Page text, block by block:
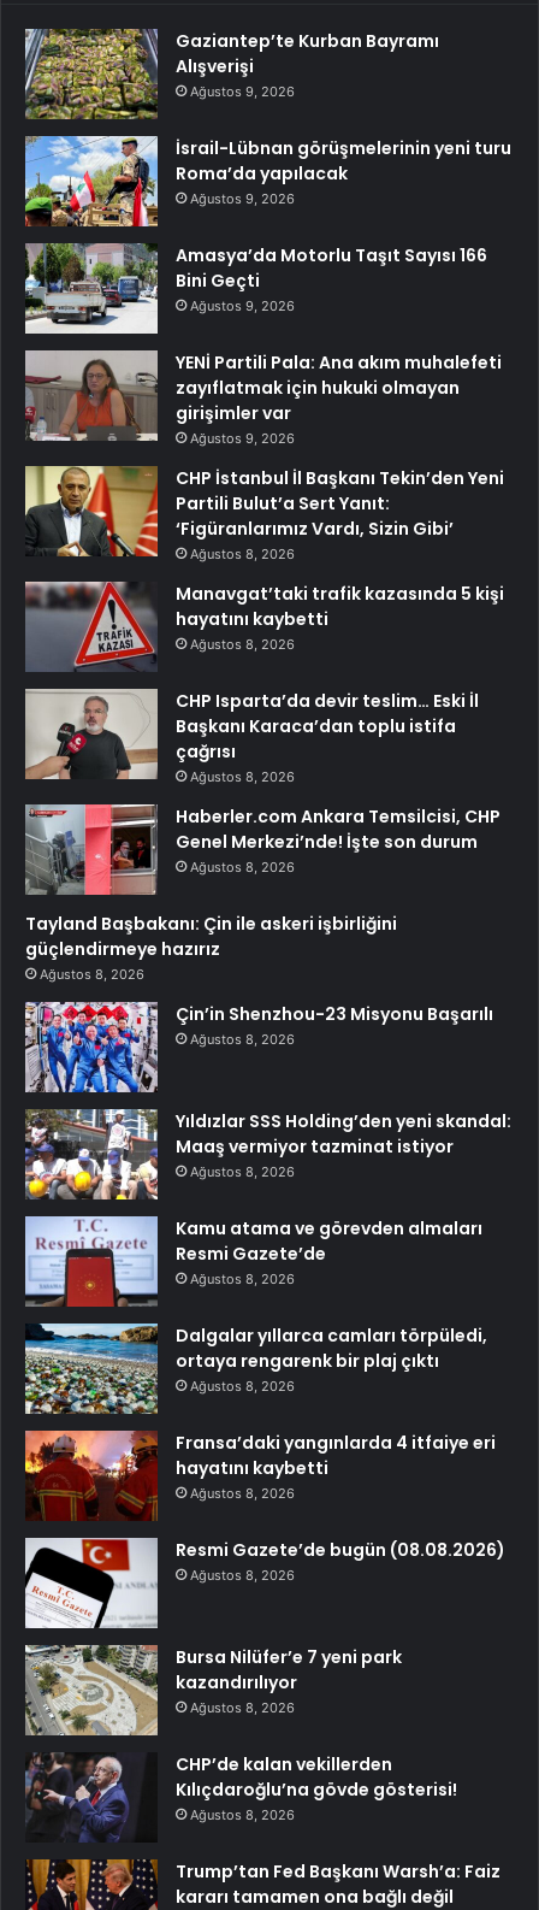
Gaziantep’te Kurban Bayramı
Alışverişi
Ağustos 9, 2026
İsrail-Lübnan görüşmelerinin yeni turu
Roma’da yapılacak
Ağustos 9, 2026
Amasya’da Motorlu Taşıt Sayısı 166
Bini Geçti
Ağustos 9, 2026
YENİ Partili Pala: Ana akım muhalefeti
zayıflatmak için hukuki olmayan
girişimler var
Ağustos 9, 2026
CHP İstanbul İl Başkanı Tekin’den Yeni
Partili Bulut’a Sert Yanıt:
‘Figüranlarımız Vardı, Sizin Gibi’
Ağustos 8, 2026
Manavgat’taki trafik kazasında 5 kişi
hayatını kaybetti
Ağustos 8, 2026
CHP Isparta’da devir teslim… Eski İl
Başkanı Karaca’dan toplu istifa
çağrısı
Ağustos 8, 2026
Haberler.com Ankara Temsilcisi, CHP
Genel Merkezi’nde! İşte son durum
Ağustos 8, 2026
Tayland Başbakanı: Çin ile askeri işbirliğini
güçlendirmeye hazırız
Ağustos 8, 2026
Çin’in Shenzhou-23 Misyonu Başarılı
Ağustos 8, 2026
Yıldızlar SSS Holding’den yeni skandal:
Maaş vermiyor tazminat istiyor
Ağustos 8, 2026
Kamu atama ve görevden almaları
Resmi Gazete’de
Ağustos 8, 2026
Dalgalar yıllarca camları törpüledi,
ortaya rengarenk bir plaj çıktı
Ağustos 8, 2026
Fransa’daki yangınlarda 4 itfaiye eri
hayatını kaybetti
Ağustos 8, 2026
Resmi Gazete’de bugün (08.08.2026)
Ağustos 8, 2026
Bursa Nilüfer’e 7 yeni park
kazandırılıyor
Ağustos 8, 2026
CHP’de kalan vekillerden
Kılıçdaroğlu’na gövde gösterisi!
Ağustos 8, 2026
Trump’tan Fed Başkanı Warsh’a: Faiz
kararı tamamen ona bağlı değil